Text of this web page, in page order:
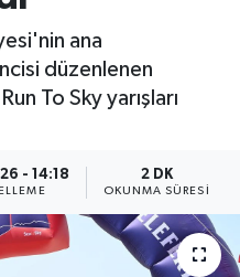
ana
düzenlenen
To Sky yarışları
- 14:18 2 DK
OKUNMA SÜRESI
ve Fikstür